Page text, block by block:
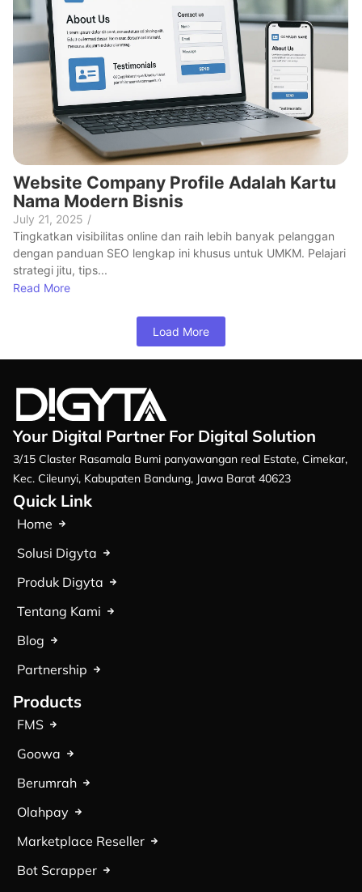
Website Company Profile Adalah Kartu
Nama Modern Bisnis
July 21, 2025 /
Tingkatkan visibilitas online dan raih lebih banyak pelanggan
dengan panduan SEO lengkap ini khusus untuk UMKM. Pelajari
strategi jitu, tips...
Read More
Load More
Your Digital Partner For Digital Solution
3/15 Claster Rasamala Bumi panyawangan real Estate, Cimekar,
Kec. Cileunyi, Kabupaten Bandung, Jawa Barat 40623
Quick Link
Home
Solusi Digyta
Produk Digyta
Tentang Kami
Blog
Partnership
Products
FMS
Goowa
Berumrah
Olahpay
Marketplace Reseller
Bot Scrapper